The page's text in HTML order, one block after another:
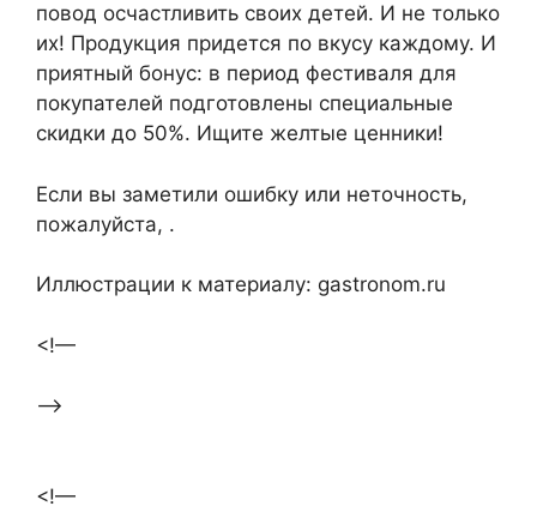
повод осчастливить своих детей. И не только
их! Продукция придется по вкусу каждому. И
приятный бонус: в период фестиваля для
покупателей подготовлены специальные
скидки до 50%. Ищите желтые ценники!
Если вы заметили ошибку или неточность,
пожалуйста, .
Иллюстрации к материалу: gastronom.ru
<!—
—>
<!—